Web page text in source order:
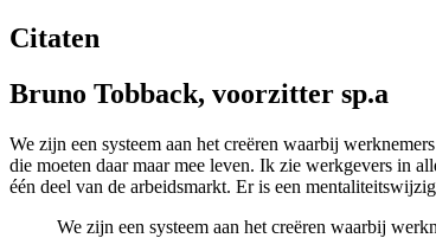
Citaten
Bruno Tobback, voorzitter sp.a
We zijn een systeem aan het creëren waarbij
die moeten daar maar mee leven. Ik zie werkgevers in
één deel van de arbeidsmarkt. Er is een
We zijn een systeem aan het creëren waarbij